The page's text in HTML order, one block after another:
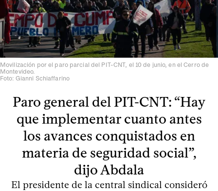
Movilización por el paro parcial del PIT-CNT, el 10 de junio, en el Cerro de
Montevideo.
Foto: Gianni Schiaffarino
Paro general del PIT-CNT: “Hay
que implementar cuanto antes
los avances conquistados en
materia de seguridad social”,
dijo Abdala
El presidente de la central sindical consideró